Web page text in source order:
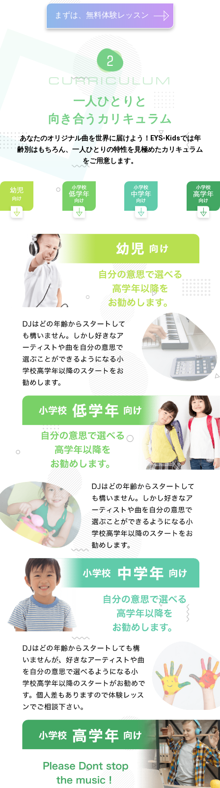
まずは、無料体験レッスン
CURRICULUM
一人ひとりと
向き合うカリキュラム
あなたのオリジナル曲を世界に届けよう！EYS-Kidsでは年
齢別はもちろん、一人ひとりの特性を見極めたカリキュラム
をご用意します。